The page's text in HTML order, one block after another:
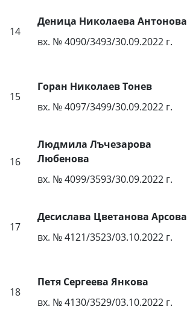
14
Деница Николаева Антонова
вх. № 4090/3493/30.09.2022 г.
15
Горан Николаев Тонев
вх. № 4097/3499/30.09.2022 г.
16
Людмила Лъчезарова
Любенова
вх. № 4099/3593/30.09.2022 г.
17
Десислава Цветанова Арсова
вх. № 4121/3523/03.10.2022 г.
18
Петя Сергеева Янкова
вх. № 4130/3529/03.10.2022 г.